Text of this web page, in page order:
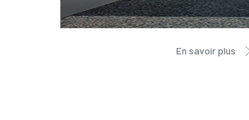
En savoir plus